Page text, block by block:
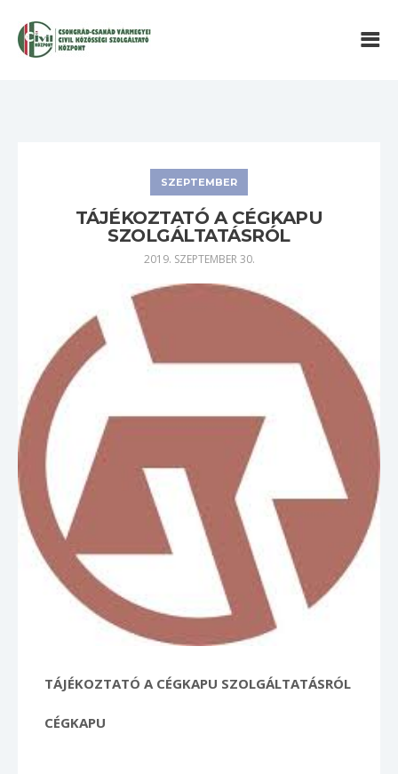
SZEPTEMBER
TÁJÉKOZTATÓ A CÉGKAPU
SZOLGÁLTATÁSRÓL
2019. SZEPTEMBER 30.
TÁJÉKOZTATÓ A CÉGKAPU SZOLGÁLTATÁSRÓL
CÉGKAPU